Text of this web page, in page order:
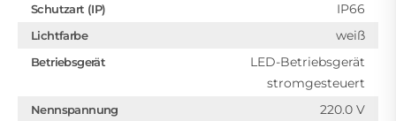
Schutzart (IP) IP66
Lichtfarbe weiß
Betriebsgerät
LED-Betriebsgerät
stromgesteuert
Nennspannung 220.0 V